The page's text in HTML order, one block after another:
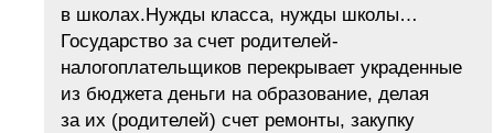
в школах.Нужды класса, нужды школы…
Государство за счет родителей-
налогоплательщиков перекрывает украденные
из бюджета деньги на образование, делая
за их (родителей) счет ремонты, закупку